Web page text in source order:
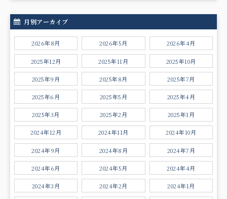
月別アーカイブ
2026年8月 2026年5月 2026年4月
2025年12月 2025年11月 2025年10月
2025年9月 2025年8月 2025年7月
2025年6月 2025年5月 2025年4月
2025年3月 2025年2月 2025年1月
2024年12月 2024年11月 2024年10月
2024年9月 2024年8月 2024年7月
2024年6月 2024年5月 2024年4月
2024年3月 2024年2月 2024年1月